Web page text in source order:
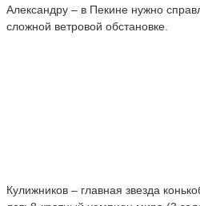
Александру – в Пекине нужно
сложной ветровой обстановке.
Кулижников – главная звезда